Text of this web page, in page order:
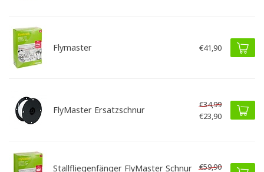
Flymaster €41,90
FlyMaster Ersatzschnur
€34,99
€23,90
Stallfliegenfänger FlyMaster Schnur
€59,90